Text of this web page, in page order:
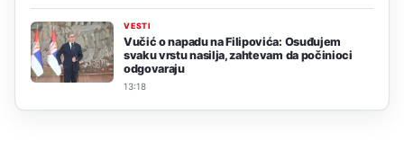
VESTI
Vučić o napadu na Filipovića: Osuđujem
svaku vrstu nasilja, zahtevam da počinioci
odgovaraju
13:18